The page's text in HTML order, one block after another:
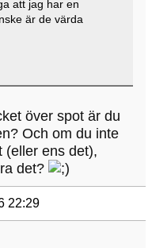
att jag har en
är de värda
över spot är du
Och om du inte
(eller ens det),
det?
22:29